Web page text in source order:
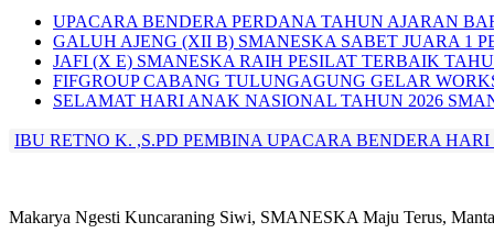
UPACARA BENDERA PERDANA TAHUN AJARAN
GALUH AJENG (XII B) SMANESKA SABET JUARA 1
JAFI (X E) SMANESKA RAIH PESILAT TERBAIK
FIFGROUP CABANG TULUNGAGUNG GELAR
SELAMAT HARI ANAK NASIONAL TAHUN 2026
IBU RETNO K. ,S.PD PEMBINA UPACARA BENDERA HARI
Makarya Ngesti Kuncaraning Siwi, SMANESKA Maju Terus,